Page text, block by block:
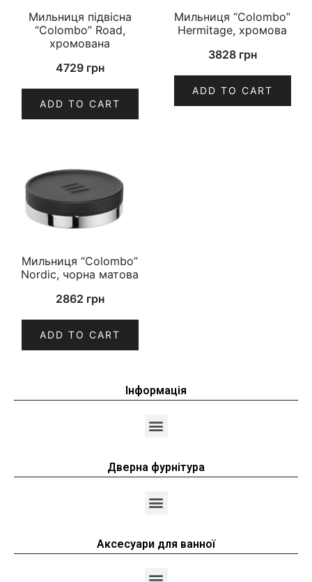
Мильниця підвісна
“Colombo” Road,
хромована
4729 грн
ADD TO CART
Мильниця “Colombo”
Hermitage, хромова
3828 грн
ADD TO CART
Мильниця “Colombo”
Nordic, чорна матова
2862 грн
ADD TO CART
Інформація
Дверна фурнітура
Аксесуари для ванної